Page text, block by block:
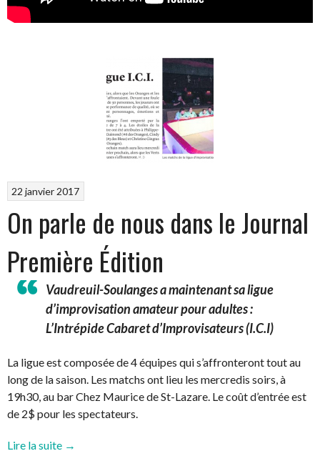
22 janvier 2017
On parle de nous dans le Journal
Première Édition
Vaudreuil-Soulanges a maintenant sa ligue
d’improvisation amateur pour adultes :
L’Intrépide Cabaret d’Improvisateurs (I.C.I)
La ligue est composée de 4 équipes qui s’affronteront tout au
long de la saison. Les matchs ont lieu les mercredis soirs, à
19h30, au bar Chez Maurice de St-Lazare. Le coût d’entrée est
de 2$ pour les spectateurs.
Lire la suite « On
→